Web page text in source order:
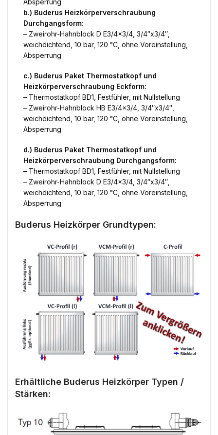
Absperrung
b.) Buderus Heizkörperverschraubung
Durchgangsform:
– Zweirohr-Hahnblock D E3/4×3/4, 3/4″x3/4″,
weichdichtend, 10 bar, 120 °C, ohne Voreinstellung,
Absperrung
c.) Buderus Paket Thermostatkopf und
Heizkörperverschraubung Eckform:
– Thermostatkopf BD1, Festfühler, mit Nullstellung
– Zweirohr-Hahnblock HB E3/4×3/4, 3/4″x3/4″,
weichdichtend, 10 bar, 120 °C, ohne Voreinstellung,
Absperrung
d.) Buderus Paket Thermostatkopf und
Heizkörperverschraubung Durchgangsform:
– Thermostatkopf BD1, Festfühler, mit Nullstellung
– Zweirohr-Hahnblock D E3/4×3/4, 3/4″x3/4″,
weichdichtend, 10 bar, 120 °C, ohne Voreinstellung,
Absperrung
Buderus Heizkörper Grundtypen:
Erhältliche Buderus Heizkörper Typen /
Stärken: